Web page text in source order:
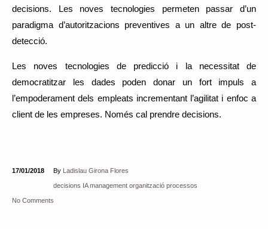
decisions. Les noves tecnologies permeten passar d’un
paradigma d’autoritzacions preventives a un altre de post-
detecció.
Les noves tecnologies de predicció i la necessitat de
democratitzar les dades poden donar un fort impuls a
l’empoderament dels empleats incrementant l’agilitat i enfoc a
client de les empreses. Només cal prendre decisions.
17/01/2018 By Ladislau Girona Flores
decisions IA management organització processos
No Comments